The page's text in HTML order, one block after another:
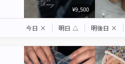
¥9,500
今日 × 明日 △ 明後日 ×